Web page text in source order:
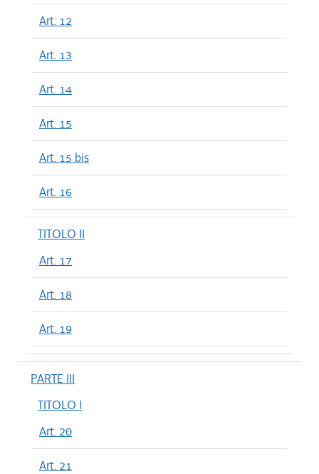
Art. 12
Art. 13
Art. 14
Art. 15
Art. 15 bis
Art. 16
TITOLO II
Art. 17
Art. 18
Art. 19
PARTE III
TITOLO I
Art. 20
Art. 21